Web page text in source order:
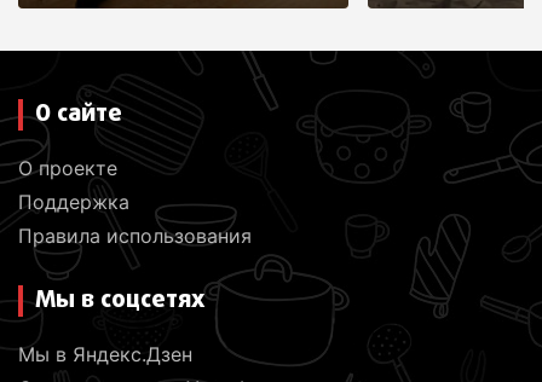
О сайте
О проекте
Поддержка
Правила использования
Мы в соцсетях
Мы в Яндекс.Дзен